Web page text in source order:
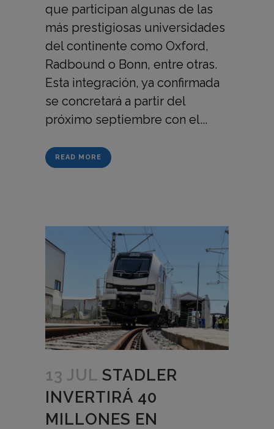
que participan algunas de las
más prestigiosas universidades
del continente como Oxford,
Radbound o Bonn, entre otras.
Esta integración, ya confirmada
se concretará a partir del
próximo septiembre con el...
READ MORE
13 JUL STADLER
INVERTIRÁ 40
MILLONES EN